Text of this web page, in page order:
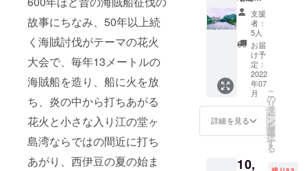
故事にちなみ、50年以上続
く海賊討伐がテーマの花火
大会で、毎年13メートルの
海賊船を造り、船に火を放
ち、炎の中から打ちあがる
花火と小さな入り江の堂ヶ
島湾ならではの間近に打ち
あがり、西伊豆の夏の始ま
バンド
と交換
してく
ださ
い。
の駐車
場 ▼
堂ヶ島
花火大
会当日
の17時
以降、
花火会
場から
徒歩5分
の場所
の駐車
場をご
たしま
支援
者：
5人
お届
け予
定：
2022
年07
月
詳細を見る
こ
の
リ
タ
ー
ン
を
選
択
す
る
10,